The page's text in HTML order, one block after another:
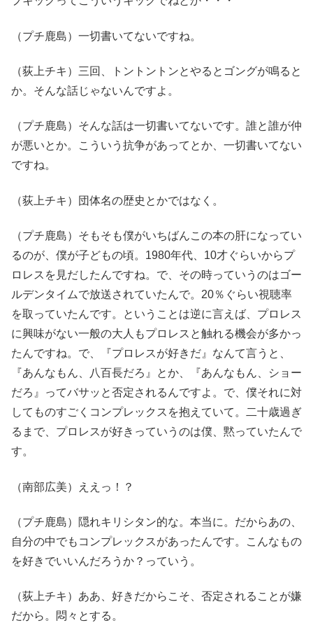
（プチ鹿島）一切書いてないですね。
（荻上チキ）三回、トントントンとやるとゴングが鳴ると
か。そんな話じゃないんですよ。
（プチ鹿島）そんな話は一切書いてないです。誰と誰が仲
が悪いとか。こういう抗争があってとか、一切書いてない
ですね。
（荻上チキ）団体名の歴史とかではなく。
（プチ鹿島）そもそも僕がいちばんこの本の肝になってい
るのが、僕が子どもの頃。1980年代、10才ぐらいからプ
ロレスを見だしたんですね。で、その時っていうのはゴー
ルデンタイムで放送されていたんで。20％ぐらい視聴率
を取っていたんです。ということは逆に言えば、プロレス
に興味がない一般の大人もプロレスと触れる機会が多かっ
たんですね。で、『プロレスが好きだ』なんて言うと、
『あんなもん、八百長だろ』とか、『あんなもん、ショー
だろ』ってバサッと否定されるんですよ。で、僕それに対
してものすごくコンプレックスを抱えていて。二十歳過ぎ
るまで、プロレスが好きっていうのは僕、黙っていたんで
す。
（南部広美）ええっ！？
（プチ鹿島）隠れキリシタン的な。本当に。だからあの、
自分の中でもコンプレックスがあったんです。こんなもの
を好きでいいんだろうか？っていう。
（荻上チキ）ああ、好きだからこそ、否定されることが嫌
だから。悶々とする。